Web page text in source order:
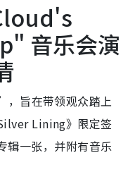
音乐会演
旨在带领观众踏上
Lining》限定签
辑一张，并附有音乐